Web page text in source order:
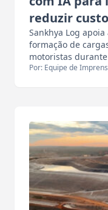
reduzir
Sankhya Log
formação de
motoristas
Por: Equipe de